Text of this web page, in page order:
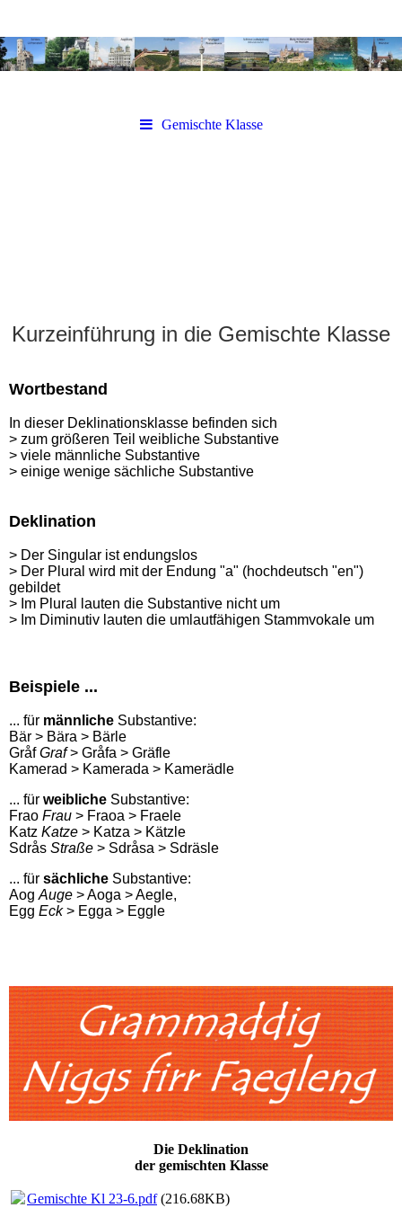
Gemischte Klasse
Kurzeinführung in die Gemischte Klasse
Wortbestand
In dieser Deklinationsklasse befinden sich
> zum größeren Teil weibliche Substantive
> viele männliche Substantive
> einige wenige sächliche Substantive
Deklination
> Der Singular ist endungslos
> Der Plural wird mit der Endung "a" (hochdeutsch "en")
gebildet
> Im Plural lauten die Substantive nicht um
> Im Diminutiv lauten die umlautfähigen Stammvokale um
Beispiele ...
... für männliche Substantive:
Bär > Bära > Bärle
GråfGraf> Gråfa > Gräfle
Kamerad > Kamerada > Kamerädle
... für weibliche Substantive:
Frao Frau > Fraoa > Fraele
Katz Katze > Katza > Kätzle
Sdrås Straße > Sdråsa > Sdräsle
... für sächliche Substantive:
Aog Auge > Aoga > Aegle,
Egg Eck> Egga > Eggle
Die Deklination
der gemischten Klasse
Gemischte Kl 23-6.pdf(216.68KB)